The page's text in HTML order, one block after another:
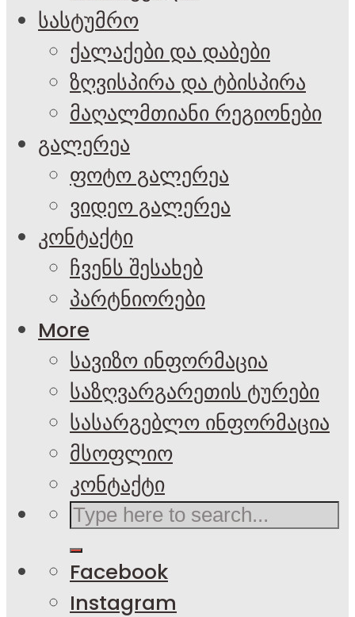
სასტუმრო
ქალაქები და დაბები
ზღვისპირა და ტბისპირა
მაღალმთიანი რეგიონები
გალერეა
ფოტო გალერეა
ვიდეო გალერეა
კონტაქტი
ჩვენს შესახებ
პარტნიორები
More
სავიზო ინფორმაცია
საზღვარგარეთის ტურები
სასარგებლო ინფორმაცია
მსოფლიო
კონტაქტი
Facebook
Instagram